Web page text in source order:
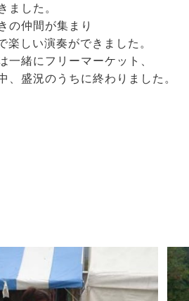
ました。
の仲間が集まり
しい演奏ができました。
緒にフリーマーケット、
盛況のうちに終わりました。